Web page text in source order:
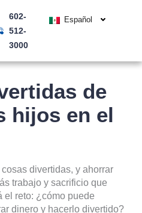
602-
512-
3000
Español
de
hijos en el
divertidas, y ahorrar
trabajo y sacrificio que
el reto: ¿cómo puede
dinero y hacerlo divertido?